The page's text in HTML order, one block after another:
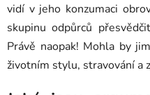
vidí v jeho konzumaci
skupinu odpůrců
Právě naopak! Mohla by
životním stylu, stravování a